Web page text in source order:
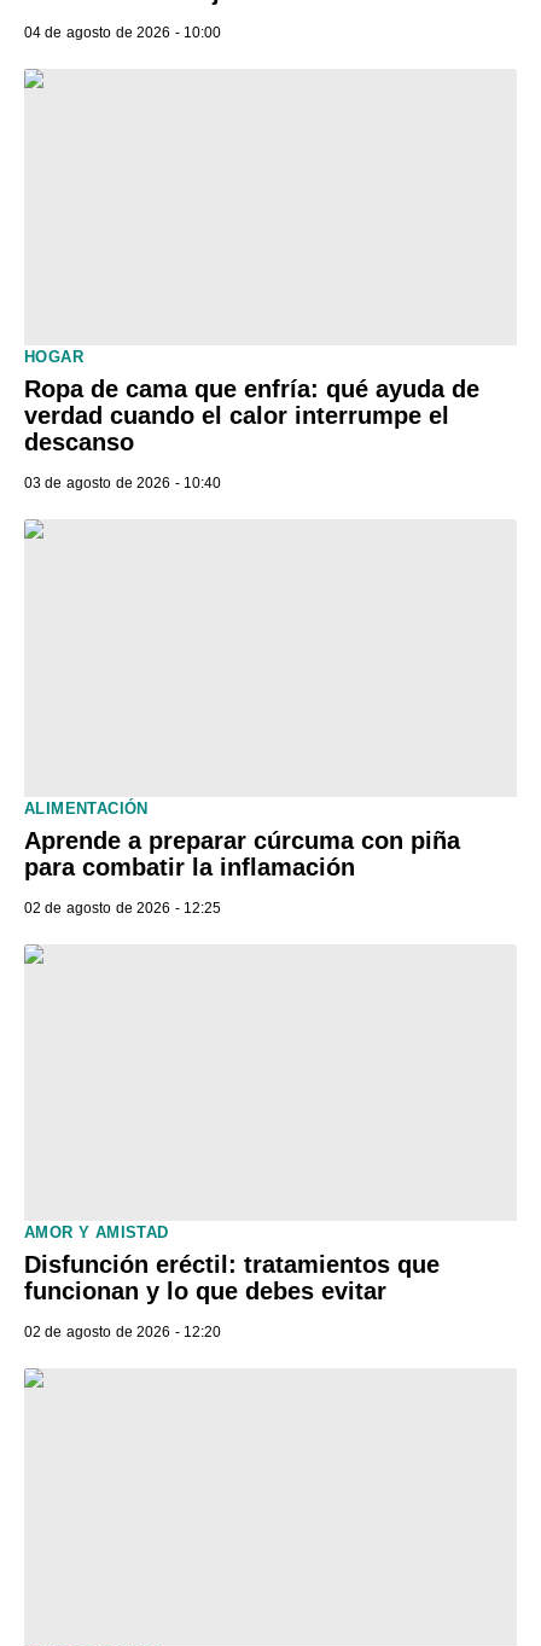
04 de agosto de 2026 - 10:00
HOGAR
Ropa de cama que enfría: qué ayuda de
verdad cuando el calor interrumpe el
descanso
03 de agosto de 2026 - 10:40
ALIMENTACIÓN
Aprende a preparar cúrcuma con piña
para combatir la inflamación
02 de agosto de 2026 - 12:25
AMOR Y AMISTAD
Disfunción eréctil: tratamientos que
funcionan y lo que debes evitar
02 de agosto de 2026 - 12:20